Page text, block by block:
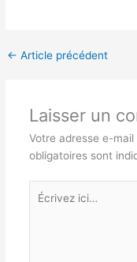
← Article précédent
Laisser un
Votre adresse e-
obligatoires sont
Écrivez
ici…